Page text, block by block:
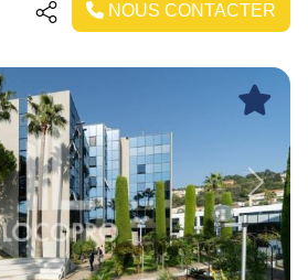
NOUS CONTACTER
Next